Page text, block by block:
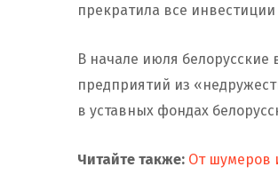
прекратила все
В начале июля белорусские
предприятий из
в уставных фондах
Читайте также: От шумеров